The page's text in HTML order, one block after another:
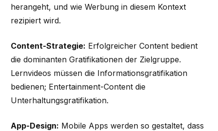
herangeht, und wie Werbung in diesem Kontext
rezipiert wird.
Content-Strategie: Erfolgreicher Content bedient
die dominanten Gratifikationen der Zielgruppe.
Lernvideos müssen die Informationsgratifikation
bedienen; Entertainment-Content die
Unterhaltungsgratifikation.
App-Design: Mobile Apps werden so gestaltet, dass